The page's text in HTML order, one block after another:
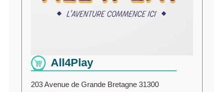
All4Play
203 Avenue de Grande Bretagne 31300